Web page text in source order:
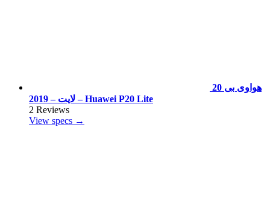
هواوى بى 20
لايت – 2019 – Huawei P20 Lite
2 Reviews
View specs →